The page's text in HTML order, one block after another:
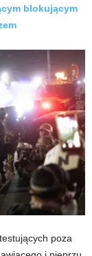
blokującym
poza